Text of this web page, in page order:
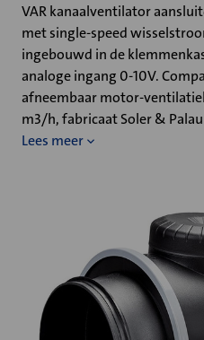
VAR kanaalventilator
met single-speed
ingebouwd in de
analoge ingang 0-10V.
afneembaar motor-
m3/h, fabricaat Soler & Palau
Lees meer